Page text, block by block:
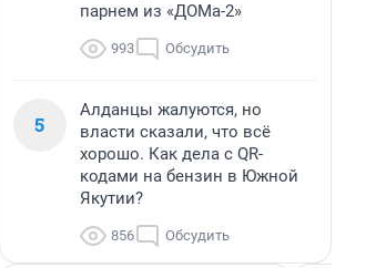
парнем из «ДОМа-2»
993 Обсудить
5
Алданцы жалуются, но
власти сказали, что всё
хорошо. Как дела с QR-
кодами на бензин в Южной
Якутии?
856 Обсудить